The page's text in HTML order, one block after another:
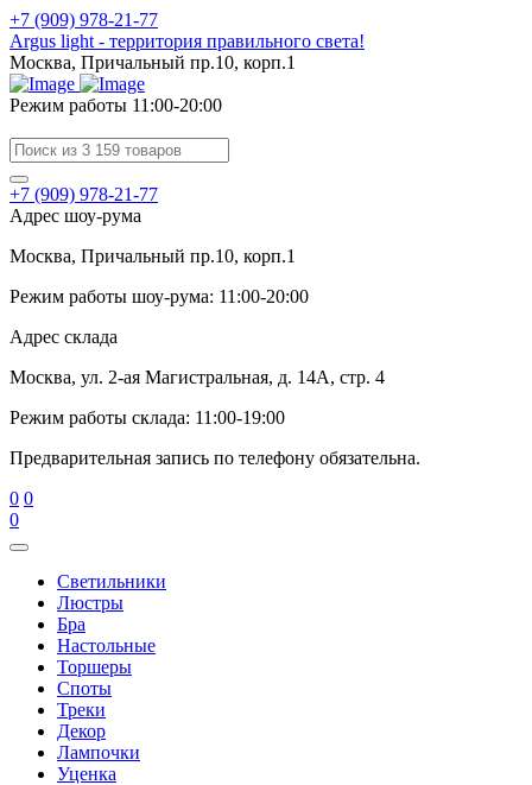
+7 (909) 978-21-77
Argus light - территория правильного света!
Москва, Причальный пр.10, корп.1
Режим работы 11:00-20:00
+7 (909) 978-21-77
Адрес шоу-рума
Москва, Причальный пр.10, корп.1
Режим работы шоу-рума: 11:00-20:00
Адрес склада
Москва, ул. 2-ая Магистральная, д. 14А, стр. 4
Режим работы склада: 11:00-19:00
Предварительная запись по телефону обязательна.
0 0
0
Cветильники
Люстры
Бра
Настольные
Торшеры
Споты
Треки
Декор
Лампочки
Уценка